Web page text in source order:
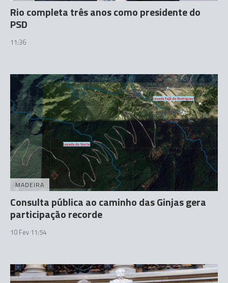
Rio completa três anos como presidente do
PSD
11:36
MADEIRA
Consulta pública ao caminho das Ginjas gera
participação recorde
10 Fev 11:54